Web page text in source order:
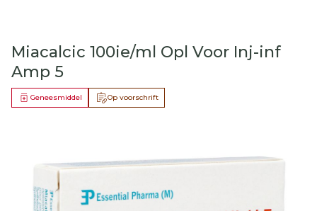
Miacalcic 100ie/ml Opl Voor Inj-inf
Amp 5
Op voorschrift
Geneesmiddel